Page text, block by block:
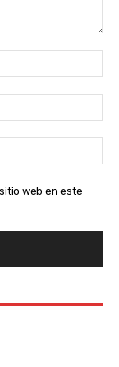
web en este